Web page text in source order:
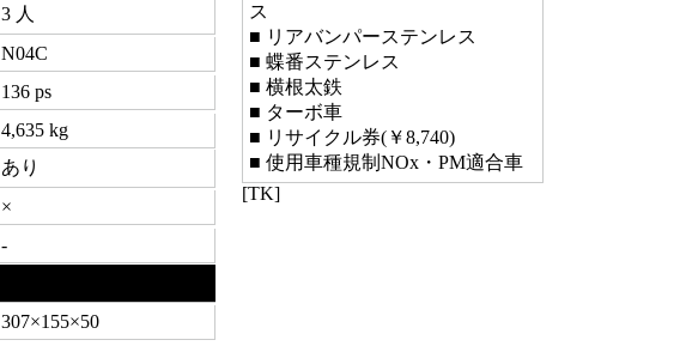
3 人
N04C
136 ps
4,635 kg
あり
×
-
307×155×50
ス
■ リアバンパーステンレス
■ 蝶番ステンレス
■ 横根太鉄
■ ターボ車
■ リサイクル券(￥8,740)
■ 使用車種規制NOx・PM適合車
[TK]